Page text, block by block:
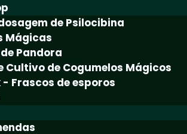
de Psilocibina
Mágicas
Pandora
Cultivo de Cogumelos Mágicos
- Frascos de esporos